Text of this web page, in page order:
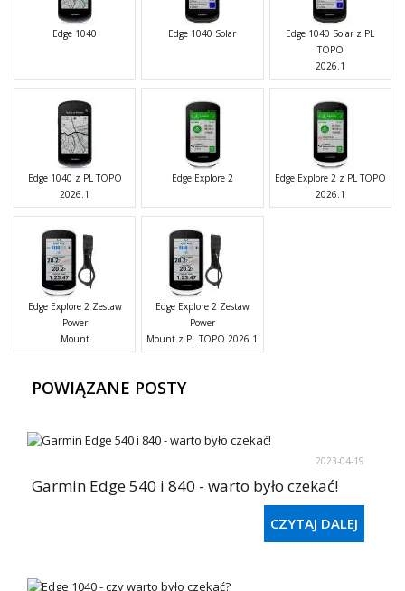
Edge 1040 Edge 1040 Solar
Edge 1040 Solar z PL
TOPO
2026.1
Edge 1040 z PL TOPO
2026.1
Edge Explore 2
Edge Explore 2 z PL TOPO
2026.1
Edge Explore 2 Zestaw
Power
Mount
Edge Explore 2 Zestaw
Power
Mount z PL TOPO 2026.1
POWIĄZANE POSTY
2023-04-19
Garmin Edge 540 i 840 - warto było czekać!
CZYTAJ DALEJ